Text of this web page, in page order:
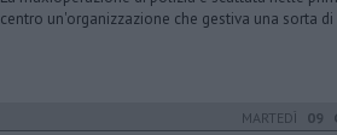
centro un'organizzazione che gestiva una sorta
MARTEDÌ 09